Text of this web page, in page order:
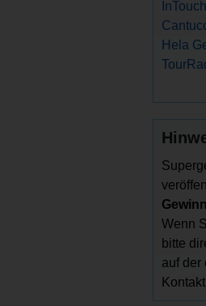
Hela
Wenn
bitte
auf der